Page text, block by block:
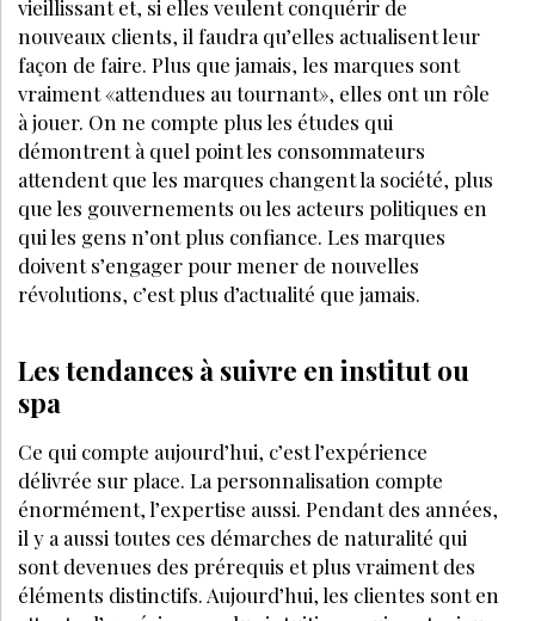
VOS QUESTIONS:
Pourquoi tout a changé ?
Peut-on encore innover ?
Et dans le futur ?
PARTAGEZ SUR :
PAR LAURE JEANDEMANGE
RÉDACTRICE EN CHEF LES NOUVELLES
ESTHÉTIQUES